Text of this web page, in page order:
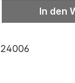
GibIn den
24006